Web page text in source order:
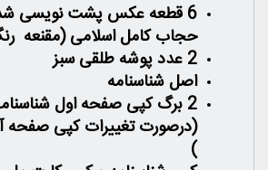
حجاب کامل اسلامی (مقنعه
2 عدد پوشه طلقی سبز
اصل شناسنامه
2 برگ کپی صفحه اول
(درصورت تغییرات کپی صفحه
)